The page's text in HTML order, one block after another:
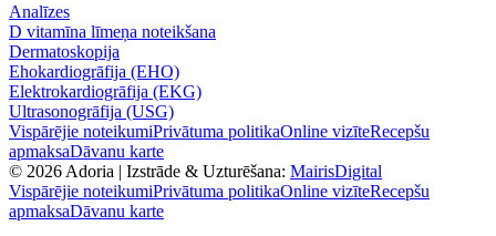
Analīzes
D vitamīna līmeņa noteikšana
Dermatoskopija
Ehokardiogrāfija (EHO)
Elektrokardiogrāfija (EKG)
Ultrasonogrāfija (USG)
Vispārējie noteikumiPrivātuma politikaOnline vizīteRecepšu
apmaksaDāvanu karte
© 2026 Adoria | Izstrāde & Uzturēšana: MairisDigital
Vispārējie noteikumiPrivātuma politikaOnline vizīteRecepšu
apmaksaDāvanu karte